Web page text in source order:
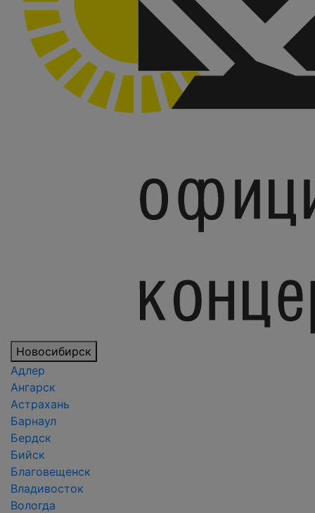
Новосибирск
Адлер
Ангарск
Астрахань
Барнаул
Бердск
Бийск
Благовещенск
Владивосток
Вологда